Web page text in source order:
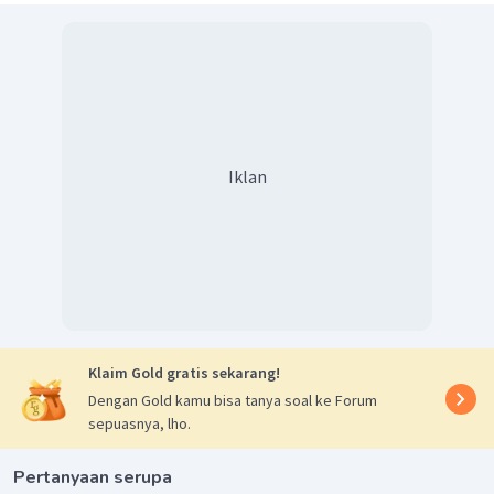
Iklan
Klaim Gold gratis sekarang!
Dengan Gold kamu bisa tanya soal ke Forum
sepuasnya, lho.
Pertanyaan serupa